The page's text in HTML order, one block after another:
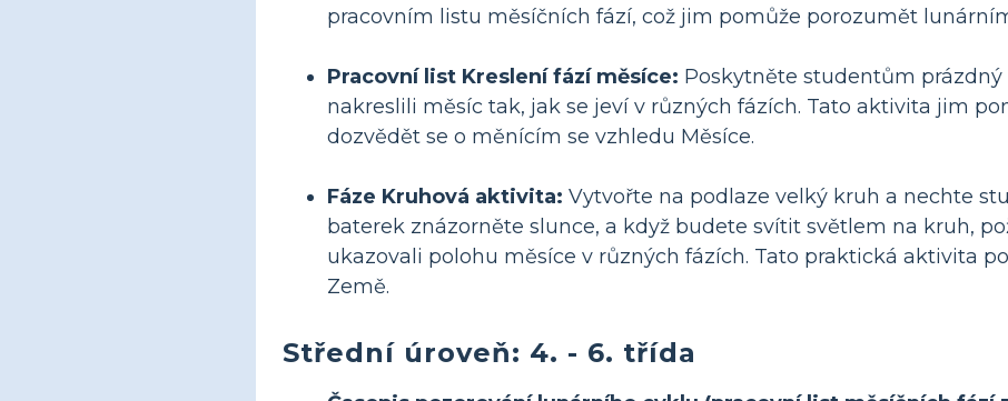
pracovním listu měsíčních fází, což jim pomůže porozumět
Pracovní list Kreslení fází měsíce: Poskytněte studentům
nakreslili měsíc tak, jak se jeví v různých fázích. Tato aktivita jim
dozvědět se o měnícím se vzhledu Měsíce.
Fáze Kruhová aktivita: Vytvořte na podlaze velký kruh a nechte
baterek znázorněte slunce, a když budete svítit světlem na kruh,
ukazovali polohu měsíce v různých fázích. Tato praktická aktivita
Země.
Střední úroveň: 4. - 6. třída